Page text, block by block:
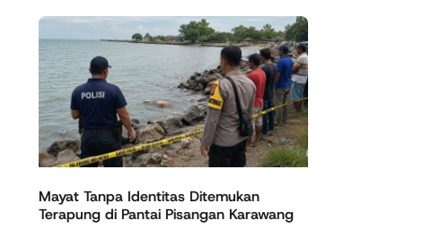
Mayat Tanpa Identitas Ditemukan
Terapung di Pantai Pisangan Karawang